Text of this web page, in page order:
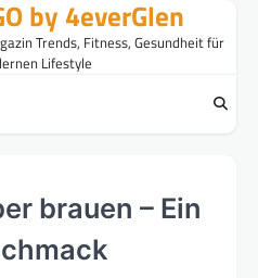
by 4everGlen
Trends, Fitness, Gesundheit für
Lifestyle
brauen – Ein